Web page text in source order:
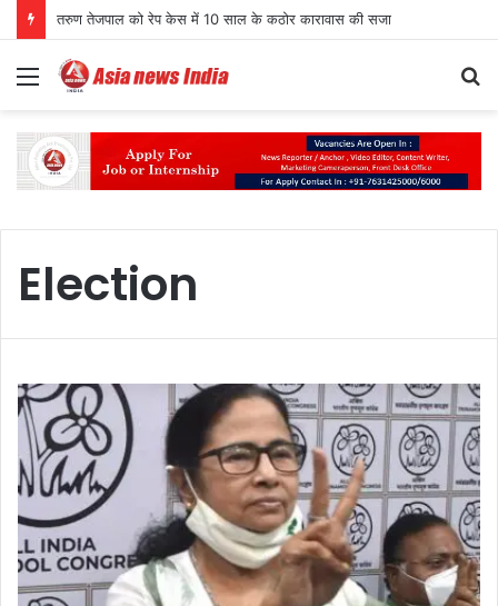
तरुण तेजपाल को रेप केस में 10 साल के कठोर कारावास की सजा
Menu
Election